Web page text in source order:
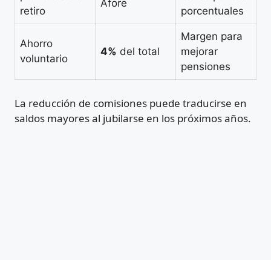
retiro
Afore
porcentuales
Ahorro
voluntario
4% del total
Margen para
mejorar
pensiones
La reducción de comisiones puede traducirse en
saldos mayores al jubilarse en los próximos años.